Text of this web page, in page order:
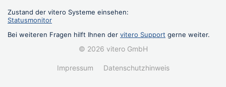
Zustand der vitero Systeme einsehen:
Statusmonitor
Bei weiteren Fragen hilft Ihnen der vitero Support gerne weiter.
© 2026 vitero GmbH
Impressum Datenschutzhinweis